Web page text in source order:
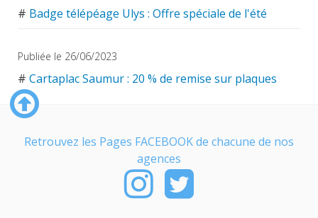
# Badge télépéage Ulys : Offre spéciale de l'été
Publiée le 26/06/2023
# Cartaplac Saumur : 20 % de remise sur plaques
collection
Retrouvez les Pages FACEBOOK de chacune de nos
agences